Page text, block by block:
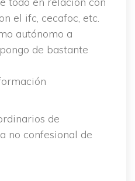
el ifc, cecafoc, etc.
autónomo a
de bastante
de
no confesional de